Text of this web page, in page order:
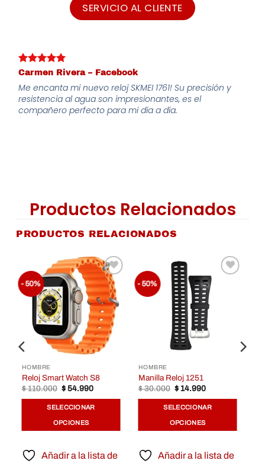
SERVICIO AL CLIENTE
Carmen Rivera – Facebook
Me encanta mi nuevo reloj SKMEI 1761! Su precisión y
resistencia al agua son impresionantes, es el
compañero perfecto para mi día a día.
Productos Relacionados
PRODUCTOS RELACIONADOS
- 50%
Añadir
a la
lista de
Deseos
HOMBRE
Reloj Smart Watch S8
$110.000 $54.990
SELECCIONAR
OPCIONES
Añadir a la lista de
- 50%
HOMBRE
Manilla Reloj 1251
$30.000 $14.990
SELECCIONAR
OPCIONES
Añadir a la lista de